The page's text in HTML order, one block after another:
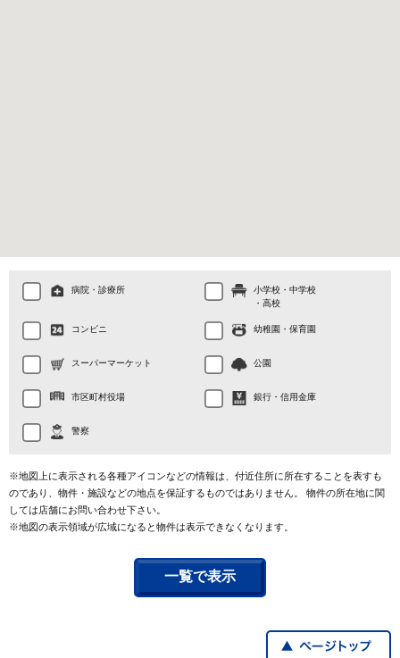
病院・診療所
小学校・中学校
・高校
コンビニ 幼稚園・保育園
スーパーマーケット 公園
市区町村役場 銀行・信用金庫
警察
※地図上に表示される各種アイコンなどの情報は、付近住所に所在することを表すも
のであり、物件・施設などの地点を保証するものではありません。 物件の所在地に関
しては店舗にお問い合わせ下さい。
※地図の表示領域が広域になると物件は表示できなくなります。
一覧で表示